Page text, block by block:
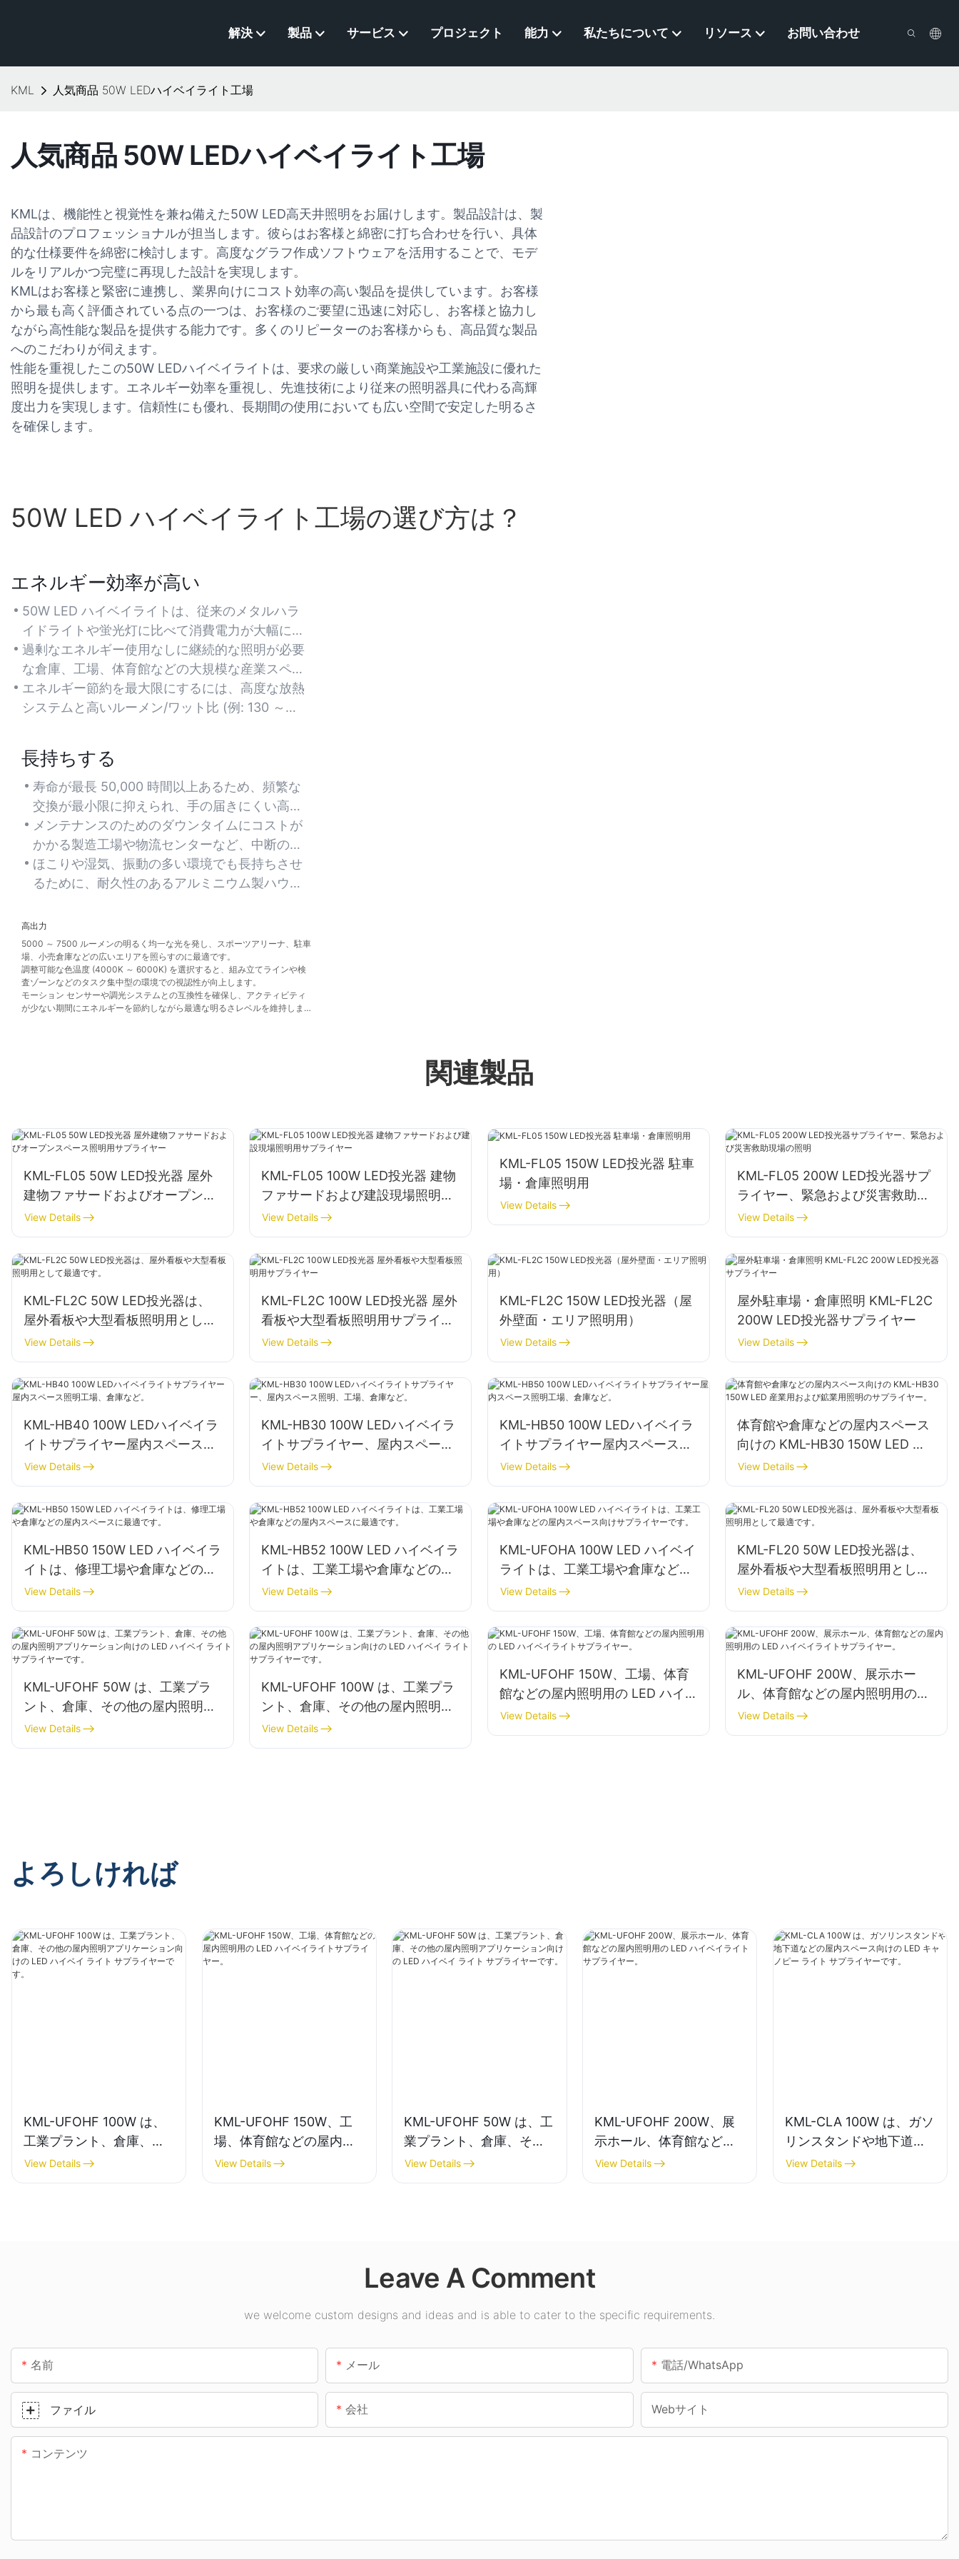
解決 製品 サービス プロジェクト 能力 私たちについて リソース お問い合わせ
KML 人気商品 50W LEDハイベイライト工場
人気商品 50W LEDハイベイライト工場
KMLは、機能性と視覚性を兼ね備えた50W LED高天井照明をお届けします。製品設計は、製
品設計のプロフェッショナルが担当します。彼らはお客様と綿密に打ち合わせを行い、具体
的な仕様要件を綿密に検討します。高度なグラフ作成ソフトウェアを活用することで、モデ
ルをリアルかつ完璧に再現した設計を実現します。
KMLはお客様と緊密に連携し、業界向けにコスト効率の高い製品を提供しています。お客様
から最も高く評価されている点の一つは、お客様のご要望に迅速に対応し、お客様と協力し
ながら高性能な製品を提供する能力です。多くのリピーターのお客様からも、高品質な製品
へのこだわりが伺えます。
性能を重視したこの50W LEDハイベイライトは、要求の厳しい商業施設や工業施設に優れた
照明を提供します。エネルギー効率を重視し、先進技術により従来の照明器具に代わる高輝
度出力を実現します。信頼性にも優れ、長期間の使用においても広い空間で安定した明るさ
を確保します。
50W LED ハイベイライト工場の選び方は？
エネルギー効率が高い
50W LED ハイベイライトは、従来のメタルハラ
イドライトや蛍光灯に比べて消費電力が大幅に少
なく、高い明るさを維持しながら電気コストを最
大 60% 削減します。
過剰なエネルギー使用なしに継続的な照明が必要
な倉庫、工場、体育館などの大規模な産業スペー
スに最適です。
エネルギー節約を最大限にするには、高度な放熱
システムと高いルーメン/ワット比 (例: 130 ～
長持ちする
寿命が最長 50,000 時間以上あるため、頻繁な
交換が最小限に抑えられ、手の届きにくい高天
井への設置に最適です。
メンテナンスのためのダウンタイムにコストが
かかる製造工場や物流センターなど、中断のな
い照明が必要な環境に適しています。
ほこりや湿気、振動の多い環境でも長持ちさせ
るために、耐久性のあるアルミニウム製ハウジ
さい。
高出力
5000 ～ 7500 ルーメンの明るく均一な光を発し、スポーツアリーナ、駐車
場、小売倉庫などの広いエリアを照らすのに最適です。
調整可能な色温度 (4000K ～ 6000K) を選択すると、組み立てラインや検
査ゾーンなどのタスク集中型の環境での視認性が向上します。
モーション センサーや調光システムとの互換性を確保し、アクティビティ
が少ない期間にエネルギーを節約しながら最適な明るさレベルを維持しま
関連製品
KML-FL05 50W LED投光器 屋外
建物ファサードおよびオープンス
ペース照明用サプライヤー
View Details
KML-FL05 100W LED投光器 建物
ファサードおよび建設現場照明用
サプライヤー
View Details
KML-FL05 150W LED投光器 駐車
場・倉庫照明用
View Details
KML-FL05 200W LED投光器サプ
ライヤー、緊急および災害救助現
場の照明
View Details
KML-FL2C 50W LED投光器は、
屋外看板や大型看板照明用として
最適です。
View Details
KML-FL2C 100W LED投光器 屋外
看板や大型看板照明用サプライヤ
ー
View Details
KML-FL2C 150W LED投光器（屋
外壁面・エリア照明用）
View Details
屋外駐車場・倉庫照明 KML-FL2C
200W LED投光器サプライヤー
View Details
KML-HB40 100W LEDハイベイラ
イトサプライヤー屋内スペース照
明工場、倉庫など。
View Details
KML-HB30 100W LEDハイベイラ
イトサプライヤー、屋内スペース
照明、工場、倉庫など。
View Details
KML-HB50 100W LEDハイベイラ
イトサプライヤー屋内スペース照
明工場、倉庫など。
View Details
体育館や倉庫などの屋内スペース
向けの KML-HB30 150W LED 産
業用および鉱業用照明のサプライ
ヤー。
View Details
KML-HB50 150W LED ハイベイラ
イトは、修理工場や倉庫などの屋
内スペースに最適です。
View Details
KML-HB52 100W LED ハイベイラ
イトは、工業工場や倉庫などの屋
内スペースに最適です。
View Details
KML-UFOHA 100W LED ハイベイ
ライトは、工業工場や倉庫などの
屋内スペース向けサプライヤーで
す。
View Details
KML-FL20 50W LED投光器は、
屋外看板や大型看板照明用として
最適です。
View Details
KML-UFOHF 50W は、工業プラ
ント、倉庫、その他の屋内照明ア
プリケーション向けの LED ハイ
ベイ ライト サプライヤーです。
View Details
KML-UFOHF 100W は、工業プラ
ント、倉庫、その他の屋内照明ア
プリケーション向けの LED ハイ
ベイ ライト サプライヤーです。
View Details
KML-UFOHF 150W、工場、体育
館などの屋内照明用の LED ハイ
ベイライトサプライヤー。
View Details
KML-UFOHF 200W、展示ホー
ル、体育館などの屋内照明用の
LED ハイベイライトサプライヤ
ー。
View Details
よろしければ
KML-UFOHF 100W は、
工業プラント、倉庫、そ
の他の屋内照明アプリケ
ーション向けの LED ハイ
View Details
KML-UFOHF 150W、工
場、体育館などの屋内照
明用の LED ハイベイライ
トサプライヤー。
View Details
KML-UFOHF 50W は、工
業プラント、倉庫、その
他の屋内照明アプリケー
ション向けの LED ハイベ
View Details
KML-UFOHF 200W、展
示ホール、体育館などの
屋内照明用の LED ハイベ
イライトサプライヤー。
View Details
KML-CLA 100W は、ガソ
リンスタンドや地下道な
どの屋内スペース向けの
LED キャノピー ライト サ
View Details
Leave A Comment
we welcome custom designs and ideas and is able to cater to the specific requirements.
名前 メール 電話/WhatsApp
ファイル 会社 Webサイト
コンテンツ